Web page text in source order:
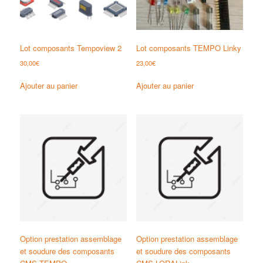
Lot composants Tempoview 2
30,00€
Ajouter au panier
Lot composants TEMPO Linky
23,00€
Ajouter au panier
Option prestation assemblage
et soudure des composants
Option prestation assemblage
et soudure des composants